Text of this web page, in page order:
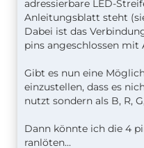
adressierbare LED-
Anleitungsblatt steht
Dabei ist das
pins angeschlossen mit
Gibt es nun eine
einzustellen, dass es
nutzt sondern als B, R,
Dann könnte ich die 4
ranlöten...